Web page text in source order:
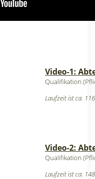
Video-1:
Qualifikation
Laufzeit ist ca.
Video-2:
Qualifikation
Laufzeit ist ca.